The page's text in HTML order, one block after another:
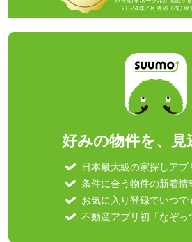
好みの物件を、見
日本最大級の家探しアプ
条件に合う物件の新着情
お気に入り登録でいつで
不動産アプリ初「なぞっ